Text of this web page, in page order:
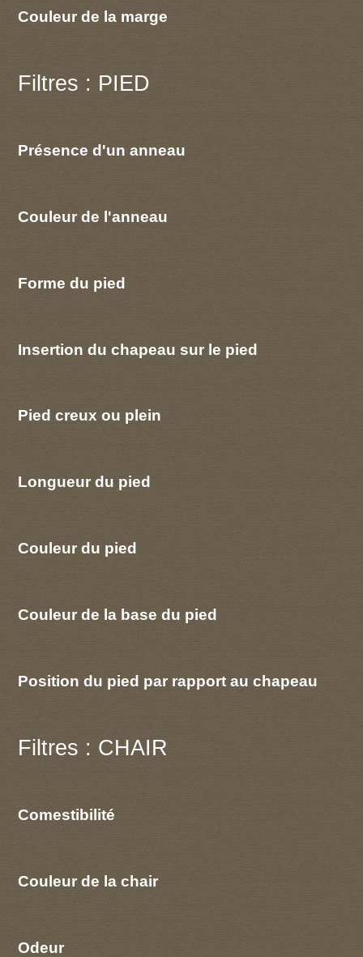
Couleur de la marge
Filtres : PIED
Présence d'un anneau
Couleur de l'anneau
Forme du pied
Insertion du chapeau sur le pied
Pied creux ou plein
Longueur du pied
Couleur du pied
Couleur de la base du pied
Position du pied par rapport au chapeau
Filtres : CHAIR
Comestibilité
Couleur de la chair
Odeur